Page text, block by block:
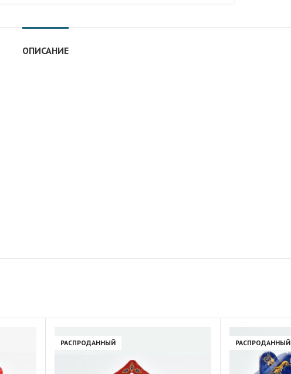
ОПИСАНИЕ
РАСПРОДАННЫЙ РАСПРОДАННЫЙ